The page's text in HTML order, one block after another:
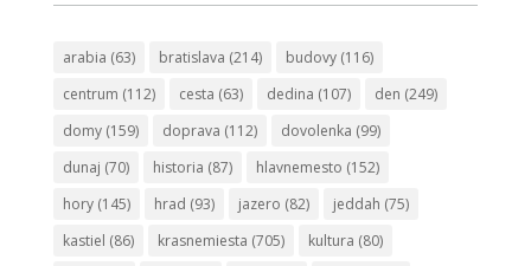
arabia (63) bratislava (214) budovy(116)
centrum (112) cesta (63) dedina (107) den (249)
domy(159) doprava (112) dovolenka (99)
dunaj (70) historia (87) hlavnemesto (152)
hory(145) hrad (93) jazero (82) jeddah (75)
kastiel (86) krasnemiesta (705) kultura (80)